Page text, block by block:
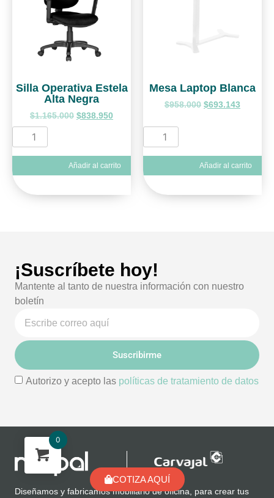
COTIZA AQUÍ
Silla Operativa Estela
Alta Negra
$1.165.000 $838.950
Añadir al carrito
Mesa Laptop Blanca
$958.000 $693.143
Añadir al carrito
¡Suscríbete hoy!
Mantente al tanto de nuestra información con nuestro
boletín
Autorizo y acepto las políticas de tratamiento de datos
Suscribirme
Diseñamos y fabricamos mobiliario de oficina, para crear tus
0